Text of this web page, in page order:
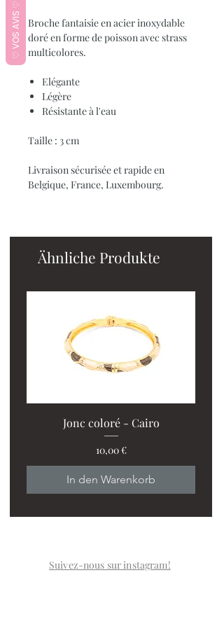
Broche fantaisie en acier inoxydable
doré en forme de poisson avec strass
multicolores.
Elégante
Légère
Résistante à l'eau
Taille : 3 cm
Livraison sécurisée et rapide en
Belgique, France, Luxembourg.
Ähnliche Produkte
Jonc coloré - Cairo
Preis
10,00 €
In den Warenkorb
Suivez-nous sur instagram!
♡ VOS AVIS ♡